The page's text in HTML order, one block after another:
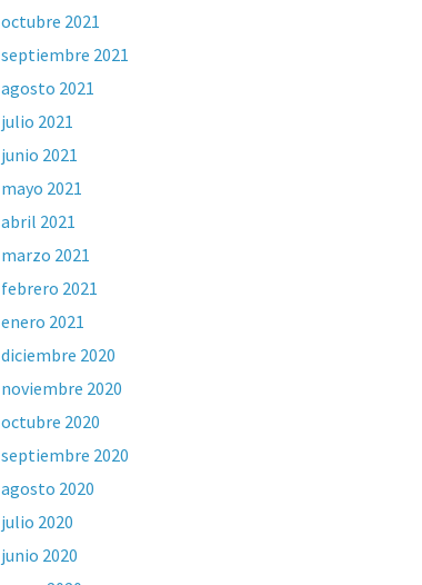
octubre 2021
septiembre 2021
agosto 2021
julio 2021
junio 2021
mayo 2021
abril 2021
marzo 2021
febrero 2021
enero 2021
diciembre 2020
noviembre 2020
octubre 2020
septiembre 2020
agosto 2020
julio 2020
junio 2020